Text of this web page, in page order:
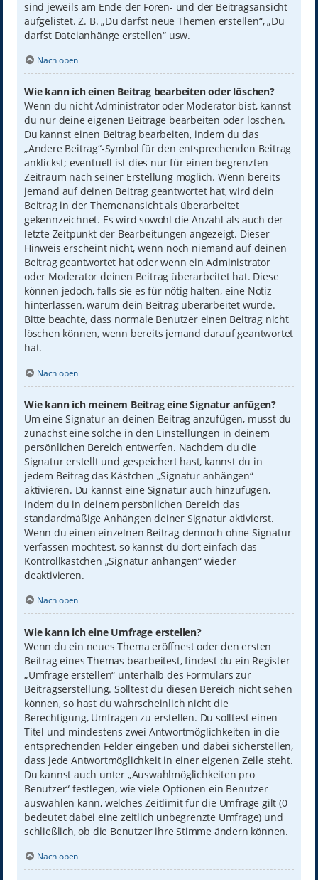
sind jeweils am Ende der Foren- und der Beitragsansicht
aufgelistet. Z. B. „Du darfst neue Themen erstellen“, „Du
darfst Dateianhänge erstellen“ usw.
Nach oben
Wie kann ich einen Beitrag bearbeiten oder löschen?
Wenn du nicht Administrator oder Moderator bist, kannst
du nur deine eigenen Beiträge bearbeiten oder löschen.
Du kannst einen Beitrag bearbeiten, indem du das
„Ändere Beitrag“-Symbol für den entsprechenden Beitrag
anklickst; eventuell ist dies nur für einen begrenzten
Zeitraum nach seiner Erstellung möglich. Wenn bereits
jemand auf deinen Beitrag geantwortet hat, wird dein
Beitrag in der Themenansicht als überarbeitet
gekennzeichnet. Es wird sowohl die Anzahl als auch der
letzte Zeitpunkt der Bearbeitungen angezeigt. Dieser
Hinweis erscheint nicht, wenn noch niemand auf deinen
Beitrag geantwortet hat oder wenn ein Administrator
oder Moderator deinen Beitrag überarbeitet hat. Diese
können jedoch, falls sie es für nötig halten, eine Notiz
hinterlassen, warum dein Beitrag überarbeitet wurde.
Bitte beachte, dass normale Benutzer einen Beitrag nicht
löschen können, wenn bereits jemand darauf geantwortet
hat.
Nach oben
Wie kann ich meinem Beitrag eine Signatur anfügen?
Um eine Signatur an deinen Beitrag anzufügen, musst du
zunächst eine solche in den Einstellungen in deinem
persönlichen Bereich entwerfen. Nachdem du die
Signatur erstellt und gespeichert hast, kannst du in
jedem Beitrag das Kästchen „Signatur anhängen“
aktivieren. Du kannst eine Signatur auch hinzufügen,
indem du in deinem persönlichen Bereich das
standardmäßige Anhängen deiner Signatur aktivierst.
Wenn du einen einzelnen Beitrag dennoch ohne Signatur
verfassen möchtest, so kannst du dort einfach das
Kontrollkästchen „Signatur anhängen“ wieder
deaktivieren.
Nach oben
Wie kann ich eine Umfrage erstellen?
Wenn du ein neues Thema eröffnest oder den ersten
Beitrag eines Themas bearbeitest, findest du ein Register
„Umfrage erstellen“ unterhalb des Formulars zur
Beitragserstellung. Solltest du diesen Bereich nicht sehen
können, so hast du wahrscheinlich nicht die
Berechtigung, Umfragen zu erstellen. Du solltest einen
Titel und mindestens zwei Antwortmöglichkeiten in die
entsprechenden Felder eingeben und dabei sicherstellen,
dass jede Antwortmöglichkeit in einer eigenen Zeile steht.
Du kannst auch unter „Auswahlmöglichkeiten pro
Benutzer“ festlegen, wie viele Optionen ein Benutzer
auswählen kann, welches Zeitlimit für die Umfrage gilt (0
bedeutet dabei eine zeitlich unbegrenzte Umfrage) und
schließlich, ob die Benutzer ihre Stimme ändern können.
Nach oben